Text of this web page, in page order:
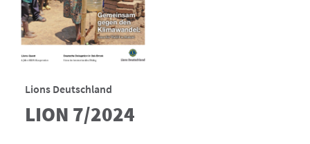
Lions Deutschland
LION 7/2024